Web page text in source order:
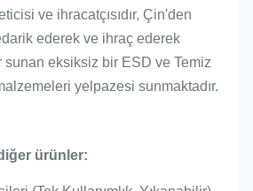
ve ihracatçısıdır, Çin'den
ederek ve ihraç ederek
sunan eksiksiz bir ESD ve Temiz
yelpazesi sunmaktadır.
ürünler: